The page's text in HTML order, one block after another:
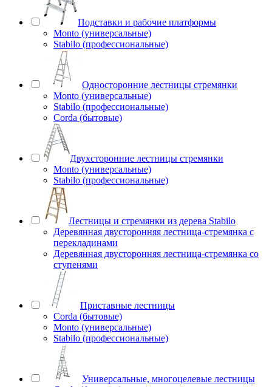
Подставки и рабочие платформы
Monto (универсальные)
Stabilo (профессиональные)
Односторонние лестницы стремянки
Monto (универсальные)
Stabilo (профессиональные)
Corda (бытовые)
Двухсторонние лестницы стремянки
Monto (универсальные)
Stabilo (профессиональные)
Лестницы и стремянки из дерева Stabilo
Деревянная двусторонняя лестница-стремянка с
перекладинами
Деревянная двусторонняя лестница-стремянка со
ступенями
Приставные лестницы
Corda (бытовые)
Monto (универсальные)
Stabilo (профессиональные)
Универсальные, многоцелевые лестницы